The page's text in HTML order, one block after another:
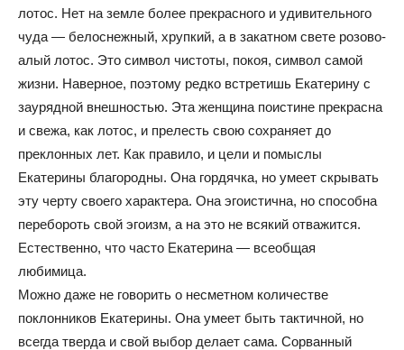
лотос. Нет на земле более прекрасного и удивительного
чуда — белоснежный, хрупкий, а в закатном свете розово-
алый лотос. Это символ чистоты, покоя, символ самой
жизни. Наверное, поэтому редко встретишь Екатерину с
заурядной внешностью. Эта женщина поистине прекрасна
и свежа, как лотос, и прелесть свою сохраняет до
преклонных лет. Как правило, и цели и помыслы
Екатерины благородны. Она гордячка, но умеет скрывать
эту черту своего характера. Она эгоистична, но способна
перебороть свой эгоизм, а на это не всякий отважится.
Естественно, что часто Екатерина — всеобщая
любимица.
Можно даже не говорить о несметном количестве
поклонников Екатерины. Она умеет быть тактичной, но
всегда тверда и свой выбор делает сама. Сорванный